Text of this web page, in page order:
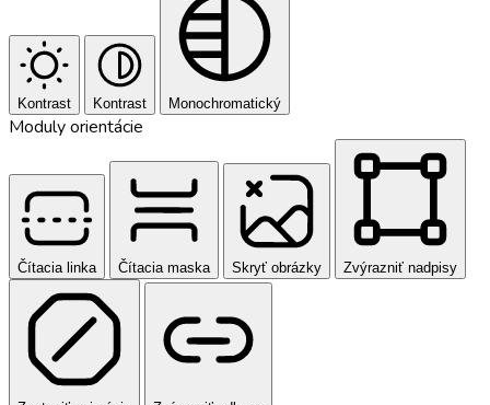
Kontrast Kontrast Monochromatický
Moduly orientácie
Čítacia linka Čítacia maska Skryť obrázky Zvýrazniť nadpisy